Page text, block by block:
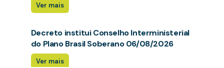
Ver mais
Decreto institui Conselho Interministerial
do Plano Brasil Soberano 06/08/2026
Ver mais